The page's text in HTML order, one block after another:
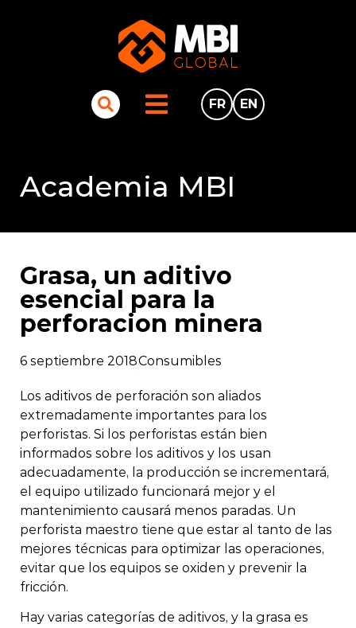
FR EN
Academia MBI
Grasa, un aditivo
esencial para la
perforacion minera
6 septiembre 2018Consumibles
Los aditivos de perforación son aliados
extremadamente importantes para los
perforistas. Si los perforistas están bien
informados sobre los aditivos y los usan
adecuadamente, la producción se incrementará,
el equipo utilizado funcionará mejor y el
mantenimiento causará menos paradas. Un
perforista maestro tiene que estar al tanto de las
mejores técnicas para optimizar las operaciones,
evitar que los equipos se oxiden y prevenir la
fricción.
Hay varias categorías de aditivos, y la grasa es